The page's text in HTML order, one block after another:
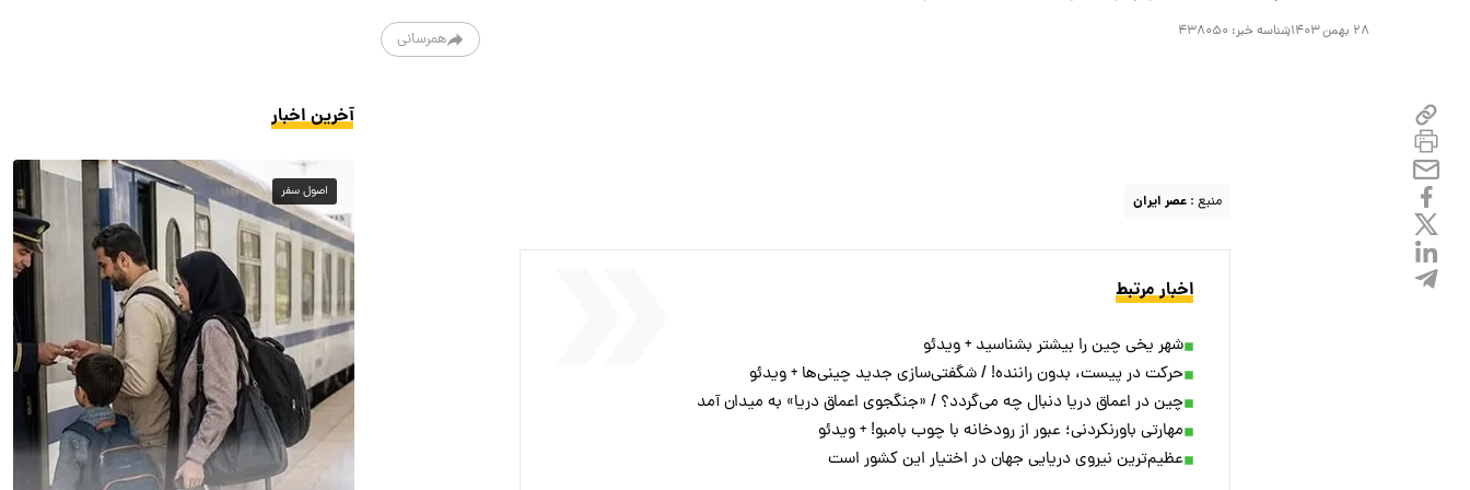
۲۸ بهمن ۱۴۰۳ شناسه خبر: ۴۳۸۰۵۰ همرسانی
منبع : عصر ایران
اخبار مرتبط
شهر یخی چین را بیشتر بشناسید + ویدئو
حرکت در پیست، بدون راننده! / شگفتی‌سازی جدید چینی‌ها + ویدئو
چین در اعماق دریا دنبال چه می‌گردد؟ / «جنگجوی اعماق دریا» به میدان آمد
مهارتی باورنکردنی؛ عبور از رودخانه با چوب بامبو! + ویدئو
عظیم‌ترین نیروی دریایی جهان در اختیار این کشور است
آخرین اخبار
اصول سفر